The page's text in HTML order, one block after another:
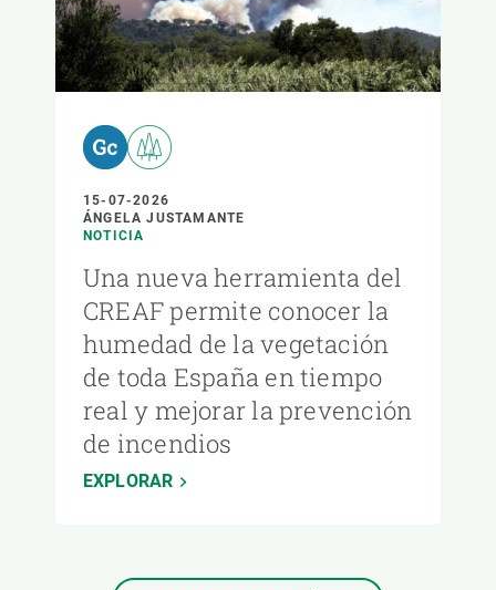
15-07-2026
ÁNGELA JUSTAMANTE
NOTICIA
Una nueva herramienta del
CREAF permite conocer la
humedad de la vegetación
de toda España en tiempo
real y mejorar la prevención
de incendios
EXPLORAR